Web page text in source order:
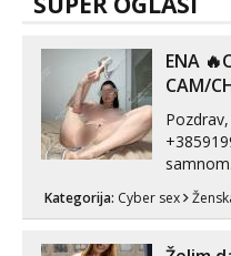
ENA
CAM/
Pozdrav, Javi se porukom na br.
samnom. WhatsApp 👉+385919977166
Telegram
Kategorija: Cyber sex